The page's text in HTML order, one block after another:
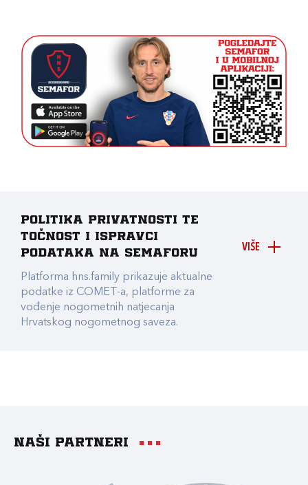
VIŠE
Politika privatnosti te
točnost i ispravci
podataka na Semaforu
Platforma hns.family prikazuje aktualne
podatke iz COMET-a, platforme za
vođenje nogometnih natjecanja
Hrvatskog nogometnog saveza.
Naši partneri